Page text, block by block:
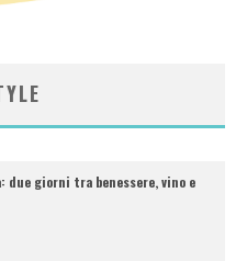
giorni tra benessere, vino e